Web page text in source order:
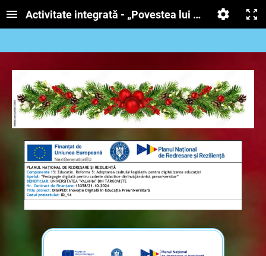
Activitate integrată - „Povestea lui Moș Crăciun”